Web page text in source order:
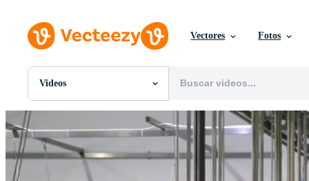
Vectores Fotos
Videos
Todas Imágenes
PNGs
PSDs
SVGs
Plantillas